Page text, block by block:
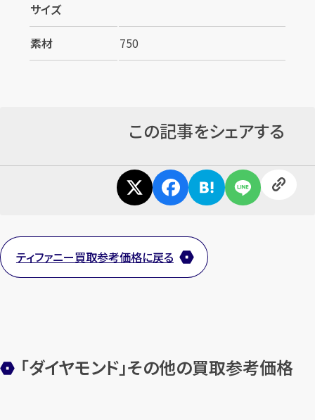
カンタン無料
1 分！今すぐ査定金額をお伝えいた
【総合受付】24時間・年中無休(年末年
始除く)
サイズ
素材
750
この記事をシェアする
ティファニー買取参考価格に戻る
「ダイヤモンド」その他の買取参考価格